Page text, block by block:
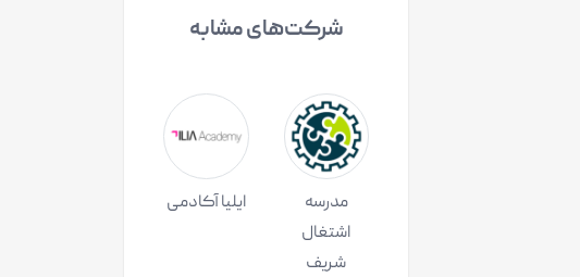
شرکت‌های مشابه
مدرسه
اشتغال
شریف
ایلیا آکادمی